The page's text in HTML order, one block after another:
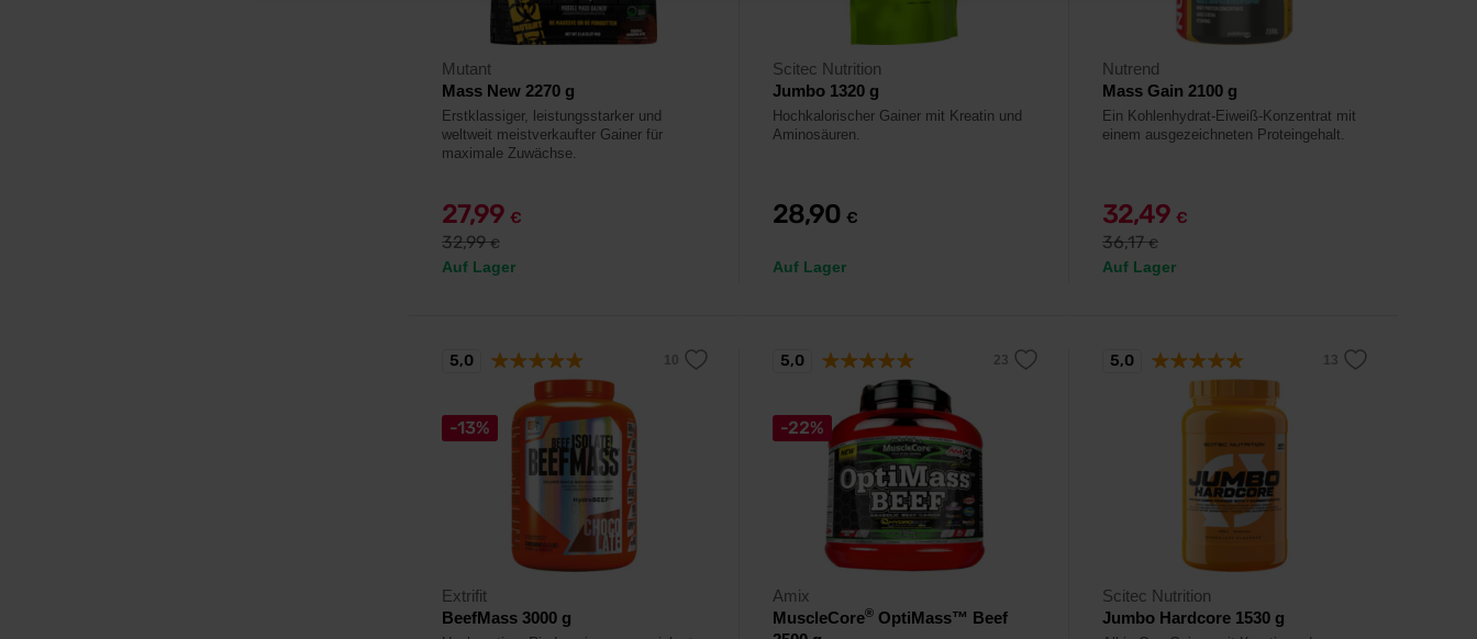
Mutant
Mass New 2270 g
Erstklassiger, leistungsstarker und
weltweit meistverkaufter Gainer für
maximale Zuwächse.
27,99 €
32,99€
Auf Lager
Scitec Nutrition
Jumbo 1320 g
Hochkalorischer Gainer mit Kreatin und
Aminosäuren.
28,90 €
Auf Lager
Nutrend
Mass Gain 2100 g
Ein Kohlenhydrat-Eiweiß-Konzentrat mit
einem ausgezeichneten Proteingehalt.
32,49 €
36,17€
Auf Lager
-13%
Extrifit
BeefMass 3000 g
5,0
-22%
Amix
MuscleCore® OptiMass™ Beef
5,0
Scitec Nutrition
Jumbo Hardcore 1530 g
5,0